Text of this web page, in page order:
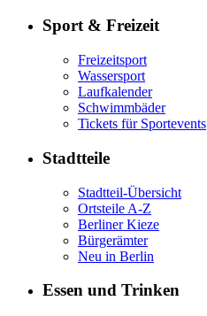
Sport & Freizeit
Freizeitsport
Wassersport
Laufkalender
Schwimmbäder
Tickets für Sportevents
Stadtteile
Stadtteil-Übersicht
Ortsteile A-Z
Berliner Kieze
Bürgerämter
Neu in Berlin
Essen und Trinken